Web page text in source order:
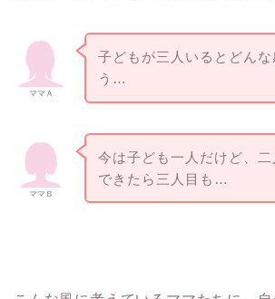
ママＡ
子どもが三人いるとどんな
う…
ママＢ
今は子ども一人だけど、二
できたら三人目も…